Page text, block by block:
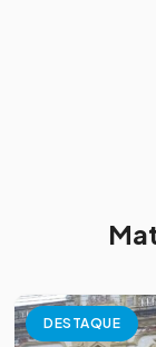
DESTAQUE